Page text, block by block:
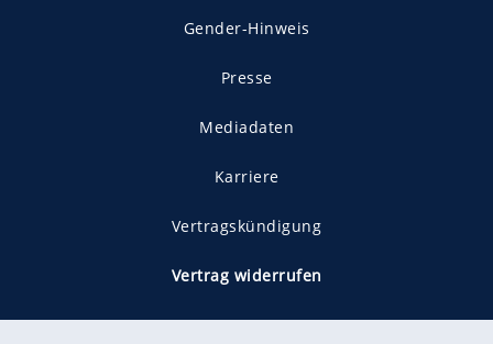
Gender-Hinweis
Presse
Mediadaten
Karriere
Vertragskündigung
Vertrag widerrufen